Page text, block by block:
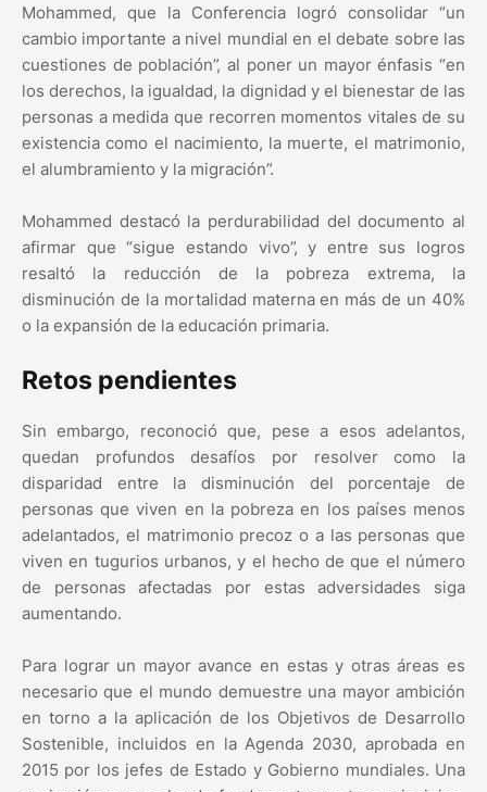
Mohammed, que la Conferencia logró consolidar “un
cambio importante a nivel mundial en el debate sobre las
cuestiones de población”, al poner un mayor énfasis “en
los derechos, la igualdad, la dignidad y el bienestar de las
personas a medida que recorren momentos vitales de su
existencia como el nacimiento, la muerte, el matrimonio,
el alumbramiento y la migración”.
Mohammed destacó la perdurabilidad del documento al
afirmar que “sigue estando vivo”, y entre sus logros
resaltó la reducción de la pobreza extrema, la
disminución de la mortalidad materna en más de un 40%
o la expansión de la educación primaria.
Retos pendientes
Sin embargo, reconoció que, pese a esos adelantos,
quedan profundos desafíos por resolver como la
disparidad entre la disminución del porcentaje de
personas que viven en la pobreza en los países menos
adelantados, el matrimonio precoz o a las personas que
viven en tugurios urbanos, y el hecho de que el número
de personas afectadas por estas adversidades siga
aumentando.
Para lograr un mayor avance en estas y otras áreas es
necesario que el mundo demuestre una mayor ambición
en torno a la aplicación de los Objetivos de Desarrollo
Sostenible, incluidos en la Agenda 2030, aprobada en
2015 por los jefes de Estado y Gobierno mundiales. Una